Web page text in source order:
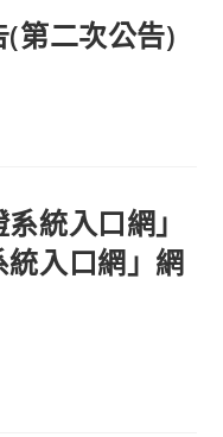
第二次公告)
統入口網」
入口網」網